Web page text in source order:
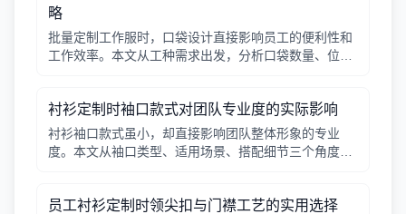
略
批量定制工作服时，口袋设计直接影响员工的便利性和
工作效率。本文从工种需求出发，分析口袋数量、位
衬衫定制时袖口款式对团队专业度的实际影响
衬衫袖口款式虽小，却直接影响团队整体形象的专业
度。本文从袖口类型、适用场景、搭配细节三个角度，
员工衬衫定制时领尖扣与门襟工艺的实用选择